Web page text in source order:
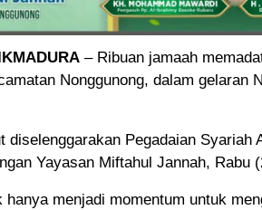
– Ribuan jamaah
Nonggunong, dalam gelaran
diselenggarakan Pegadaian Syariah
Yayasan Miftahul Jannah, Rabu
hanya menjadi momentum untuk